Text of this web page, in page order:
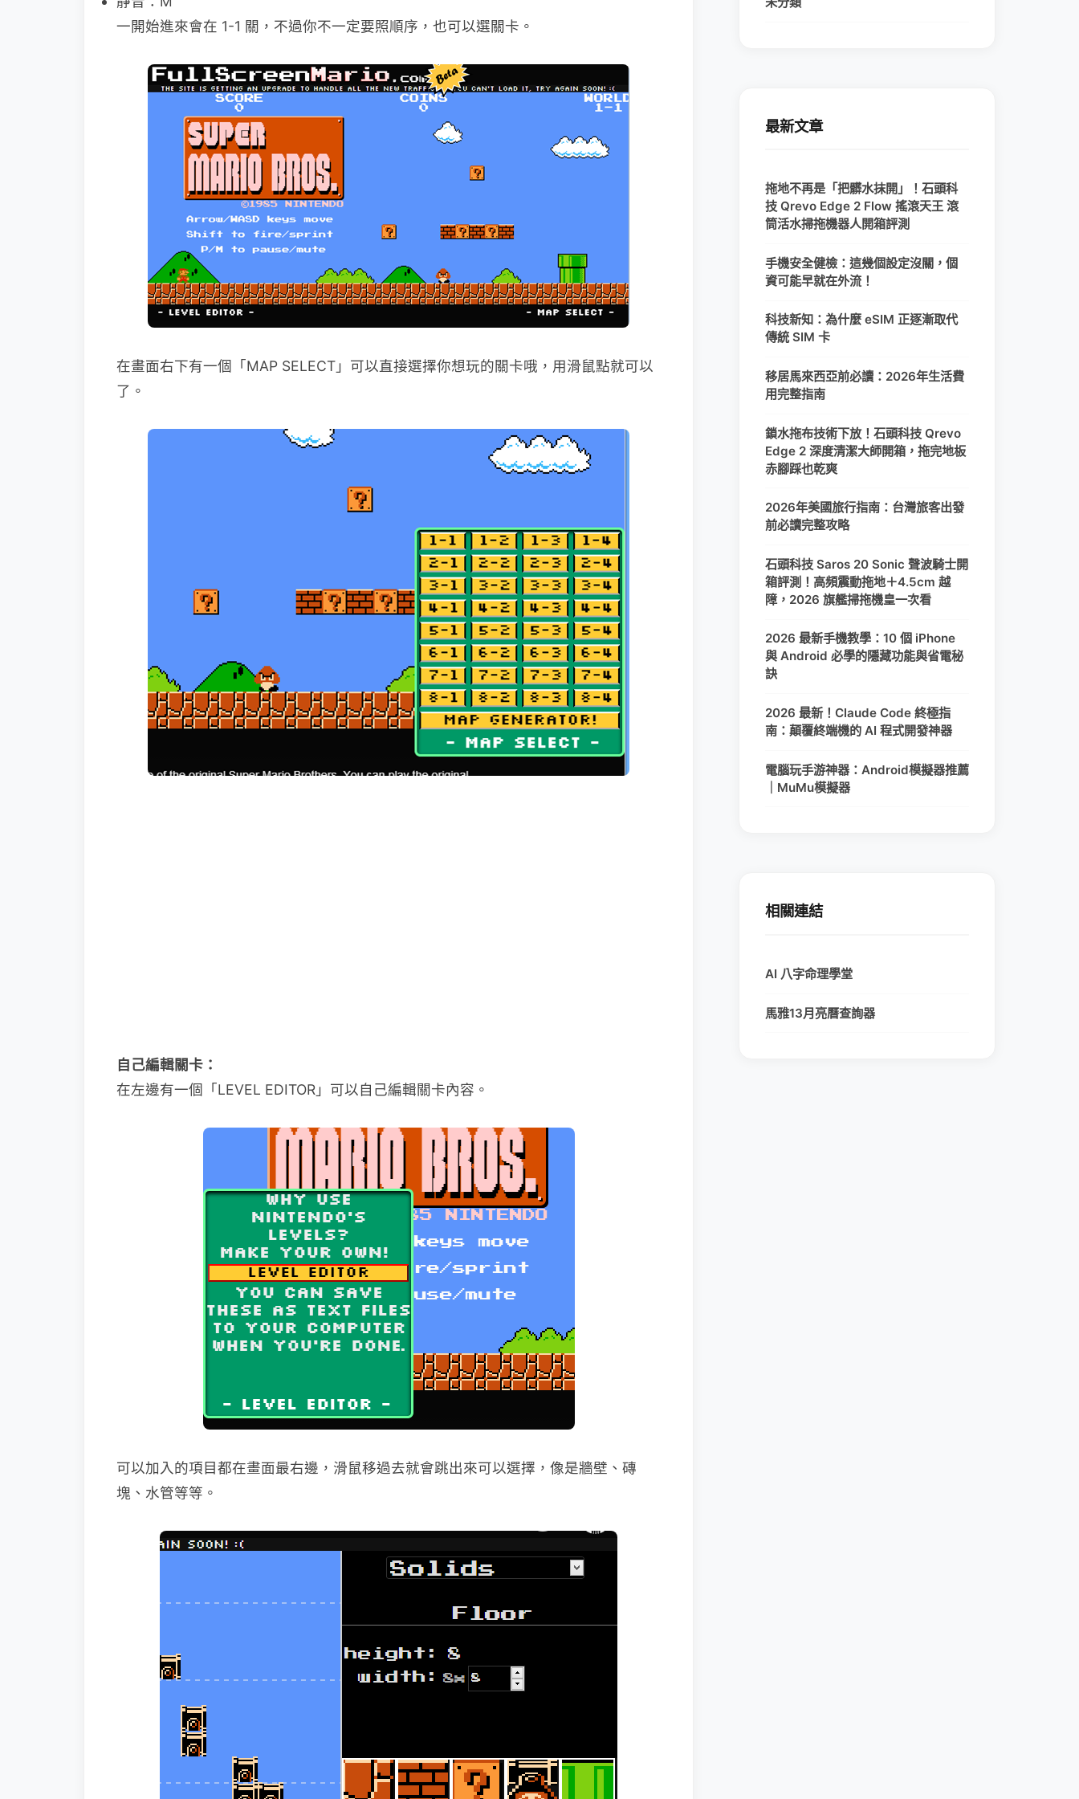
一開始進來會在 1-1 關，不過你不一定要照順序，也可以選關卡。
在畫面右下有一個「MAP SELECT」可以直接選擇你想玩的關卡哦，用滑鼠點就可以
了。
自己編輯關卡：
在左邊有一個「LEVEL EDITOR」可以自己編輯關卡內容。
可以加入的項目都在畫面最右邊，滑鼠移過去就會跳出來可以選擇，像是牆壁、磚
塊、水管等等。
最新文章
拖地不再是「把髒水抹開」！石頭科
技 Qrevo Edge 2 Flow 搖滾天王 滾
筒活水掃拖機器人開箱評測
手機安全健檢：這幾個設定沒關，個
資可能早就在外流！
科技新知：為什麼 eSIM 正逐漸取代
傳統 SIM 卡
移居馬來西亞前必讀：2026年生活費
用完整指南
鎖水拖布技術下放！石頭科技 Qrevo
Edge 2 深度清潔大師開箱，拖完地板
赤腳踩也乾爽
2026年美國旅行指南：台灣旅客出發
前必讀完整攻略
石頭科技 Saros 20 Sonic 聲波騎士開
箱評測！高頻震動拖地＋4.5cm 越
障，2026 旗艦掃拖機皇一次看
2026 最新手機教學：10 個 iPhone
與 Android 必學的隱藏功能與省電秘
訣
2026 最新！Claude Code 終極指
南：顛覆終端機的 AI 程式開發神器
電腦玩手游神器：Android模擬器推薦
｜MuMu模擬器
相關連結
AI 八字命理學堂
馬雅13月亮曆查詢器